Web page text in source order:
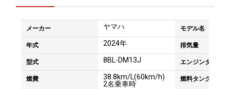
メーカー ヤマハ モデル名
年式 2024年 排気量
型式 8BL-DM13J エンジンタイプ
燃費
38.8km/L(60km/h)
2名乗車時
燃料タンク容量